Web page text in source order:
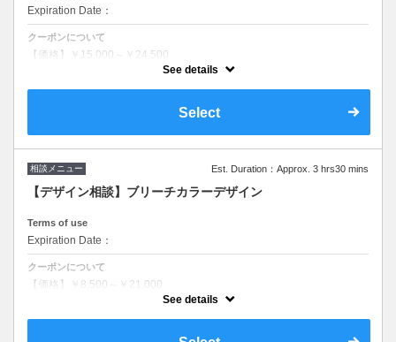
Expiration Date：
クーポンについて
【価格】￥15,000～￥24,500
ダメージレスなブリーチとは？
See details
Select
相談メニュー Est. Duration：Approx. 3 hrs30 mins
【デザイン相談】ブリーチカラーデザイン
Terms of use
Expiration Date：
クーポンについて
【価格】￥8,500～￥21,000
インカラーやSNSからのイメージ画像カラーまでなんでも対応いたしま
See details